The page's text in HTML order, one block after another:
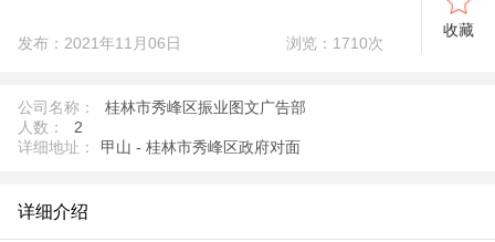
发布：2021年11月06日 浏览： 1710次
收藏
公司名称：
桂林市秀峰区振业图文广告部
人数：
2
详细地址：
甲山 - 桂林市秀峰区政府对面
详细介绍